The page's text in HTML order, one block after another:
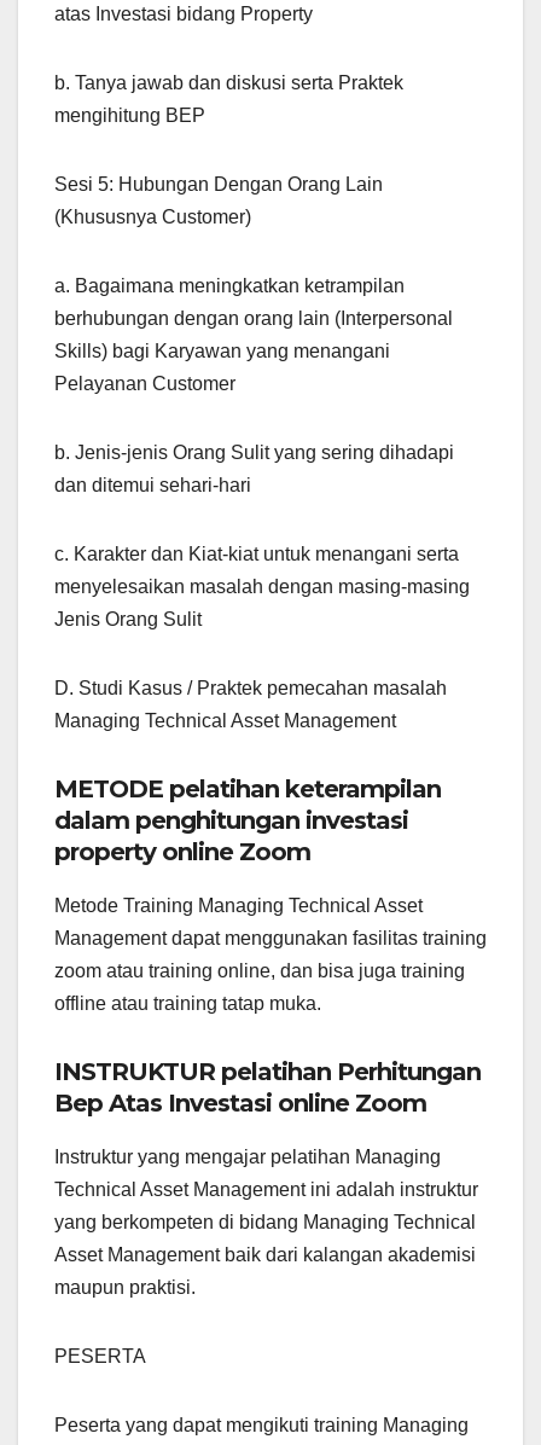
atas Investasi bidang Property
b. Tanya jawab dan diskusi serta Praktek
mengihitung BEP
Sesi 5: Hubungan Dengan Orang Lain
(Khususnya Customer)
a. Bagaimana meningkatkan ketrampilan
berhubungan dengan orang lain (Interpersonal
Skills) bagi Karyawan yang menangani
Pelayanan Customer
b. Jenis-jenis Orang Sulit yang sering dihadapi
dan ditemui sehari-hari
c. Karakter dan Kiat-kiat untuk menangani serta
menyelesaikan masalah dengan masing-masing
Jenis Orang Sulit
D. Studi Kasus / Praktek pemecahan masalah
Managing Technical Asset Management
METODE pelatihan keterampilan
dalam penghitungan investasi
property online Zoom
Metode Training Managing Technical Asset
Management dapat menggunakan fasilitas training
zoom atau training online, dan bisa juga training
offline atau training tatap muka.
INSTRUKTUR pelatihan Perhitungan
Bep Atas Investasi online Zoom
Instruktur yang mengajar pelatihan Managing
Technical Asset Management ini adalah instruktur
yang berkompeten di bidang Managing Technical
Asset Management baik dari kalangan akademisi
maupun praktisi.
PESERTA
Peserta yang dapat mengikuti training Managing